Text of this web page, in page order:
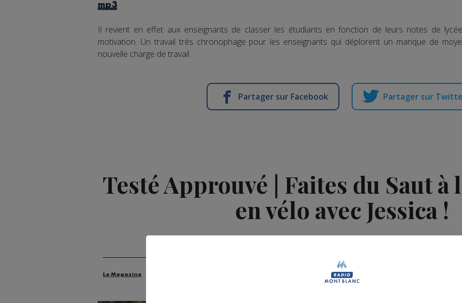
mp3
Il revient en effet aux enseignants de classer les étudiants en fonction de leurs notes de
motivation. Un travail très chronophage pour les enseignants qui déplorent un manque de
nouvelle charge de travail.
Partager sur Facebook Partager sur
Testé Approuvé | Faites du Saut à
en vélo avec Jessica !
Le Magazine La Matinale des Super Lève-Tôt